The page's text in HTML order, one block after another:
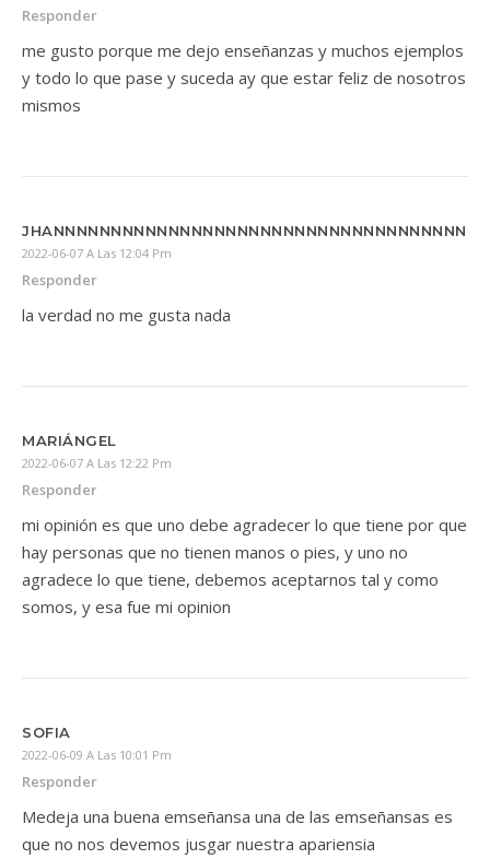
Responder
me gusto porque me dejo enseñanzas y muchos ejemplos
y todo lo que pase y suceda ay que estar feliz de nosotros
mismos
2022-06-07 A Las 12:04 Pm
Responder
la verdad no me gusta nada
MARIÁNGEL
2022-06-07 A Las 12:22 Pm
Responder
mi opinión es que uno debe agradecer lo que tiene por que
hay personas que no tienen manos o pies, y uno no
agradece lo que tiene, debemos aceptarnos tal y como
somos, y esa fue mi opinion
SOFIA
2022-06-09 A Las 10:01 Pm
Responder
Medeja una buena emseñansa una de las emseñansas es
que no nos devemos jusgar nuestra apariensia